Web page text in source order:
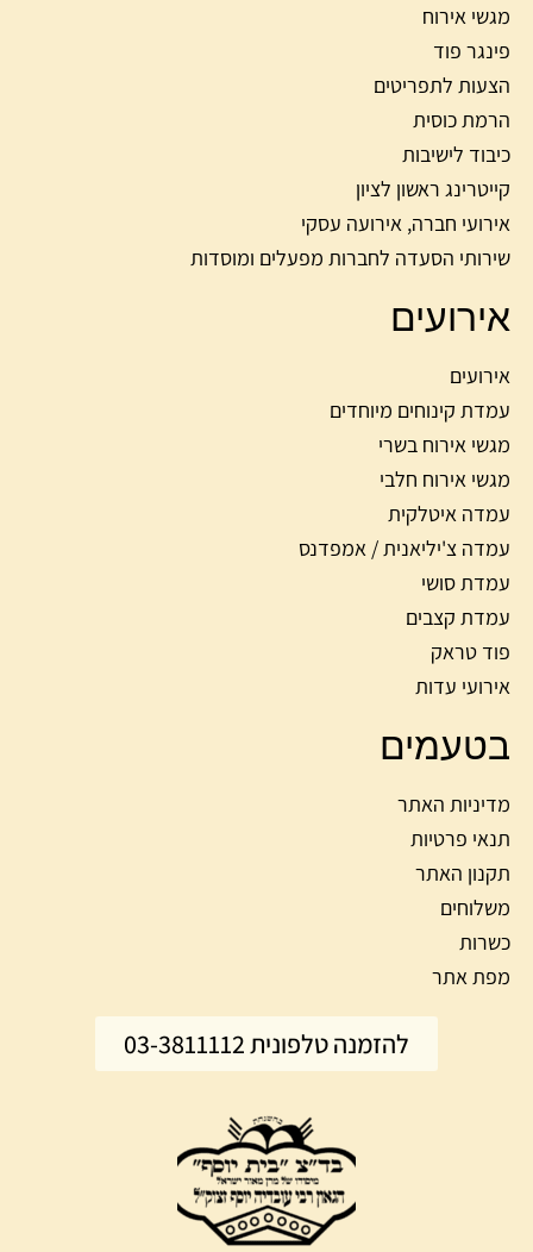
מגשי אירוח
פינגר פוד
הצעות לתפריטים
הרמת כוסית
כיבוד לישיבות
קייטרינג ראשון לציון
אירועי חברה, אירועה עסקי
שירותי הסעדה לחברות מפעלים ומוסדות
אירועים
אירועים
עמדת קינוחים מיוחדים
מגשי אירוח בשרי
מגשי אירוח חלבי
עמדה איטלקית
עמדה צ'יליאנית / אמפדנס
עמדת סושי
עמדת קצבים
פוד טראק
אירועי עדות
בטעמים
מדיניות האתר
תנאי פרטיות
תקנון האתר
משלוחים
כשרות
מפת אתר
להזמנה טלפונית 03-3811112